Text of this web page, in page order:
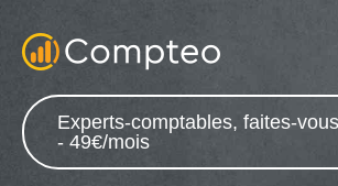
Experts-comptables, faites-
- 49€/mois